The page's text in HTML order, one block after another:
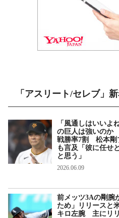
「アスリート/セレブ」
「風通しはいいよ
の巨人は強いの
戦勝率7割 松本剛
も言及「彼に任せ
と思う」
2026.06.09
前メッツ3Aの剛腕
ため」リリースと
キロ左腕 主にリ